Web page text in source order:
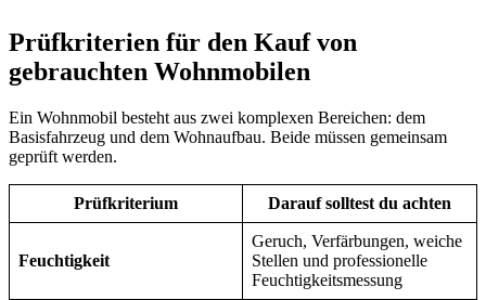
Prüfkriterien für den Kauf von
gebrauchten Wohnmobilen
Ein Wohnmobil besteht aus zwei komplexen Bereichen: dem
Basisfahrzeug und dem Wohnaufbau. Beide müssen gemeinsam
geprüft werden.
Prüfkriterium Darauf solltest du achten
Feuchtigkeit
Geruch, Verfärbungen, weiche
Stellen und professionelle
Feuchtigkeitsmessung